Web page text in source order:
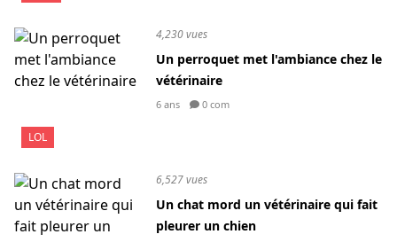
LOL
4,230 vues
Un perroquet met l'ambiance chez le
vétérinaire
6 ans 0 com
6,527 vues
Un chat mord un vétérinaire qui fait
pleurer un chien